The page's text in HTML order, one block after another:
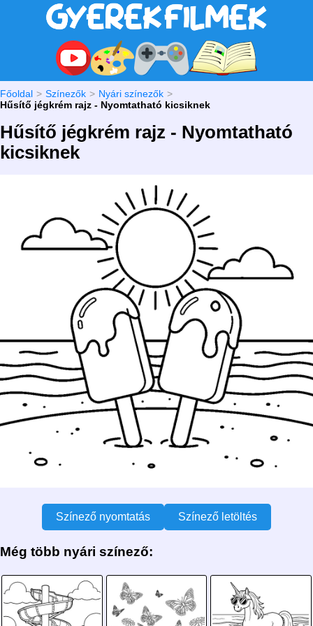
Főoldal Színezők
Nyári színezők
Hűsítő jégkrém rajz - Nyomtatható kicsiknek
Hűsítő jégkrém rajz - Nyomtatható
kicsiknek
Színező nyomtatás Színező letöltés
Még több nyári színező: